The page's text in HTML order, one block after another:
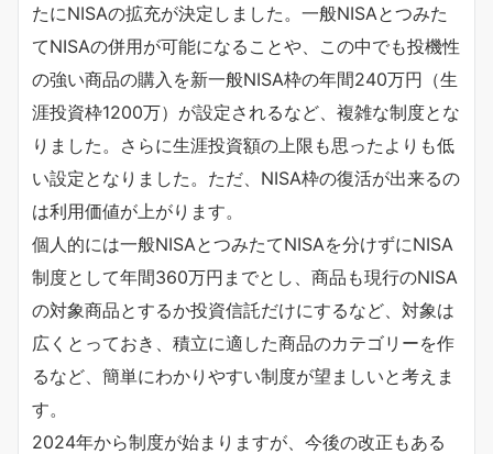
たにNISAの拡充が決定しました。一般NISAとつみた
てNISAの併用が可能になることや、この中でも投機性
の強い商品の購入を新一般NISA枠の年間240万円（生
涯投資枠1200万）が設定されるなど、複雑な制度とな
りました。さらに生涯投資額の上限も思ったよりも低
い設定となりました。ただ、NISA枠の復活が出来るの
は利用価値が上がります。
個人的には一般NISAとつみたてNISAを分けずにNISA
制度として年間360万円までとし、商品も現行のNISA
の対象商品とするか投資信託だけにするなど、対象は
広くとっておき、積立に適した商品のカテゴリーを作
るなど、簡単にわかりやすい制度が望ましいと考えま
す。
2024年から制度が始まりますが、今後の改正もある